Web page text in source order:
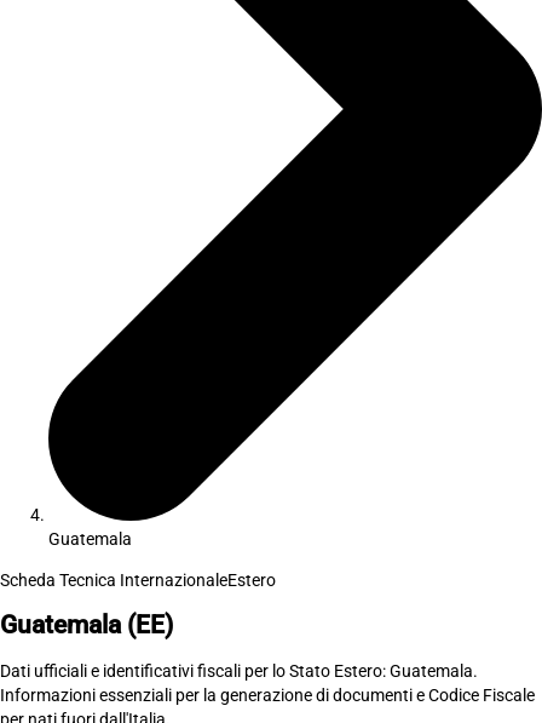
Guatemala
Scheda Tecnica InternazionaleEstero
Guatemala (EE)
Dati ufficiali e identificativi fiscali per lo Stato Estero: Guatemala.
Informazioni essenziali per la generazione di documenti e Codice Fiscale